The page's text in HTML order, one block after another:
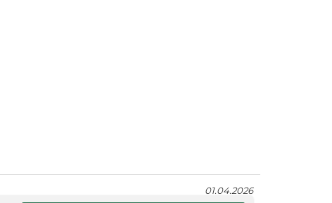
01.04.2026